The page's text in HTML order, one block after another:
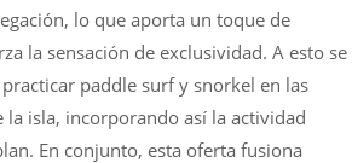
lo que aporta un toque de
la sensación de exclusividad. A esto se
paddle surf y snorkel en las
la isla, incorporando así la actividad
En conjunto, esta oferta fusiona